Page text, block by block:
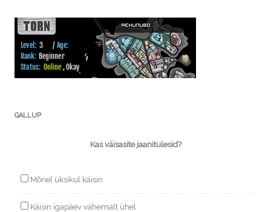
GALLUP
Kas väisasite jaanitulesid?
Mõnel üksikul käisin
Käisin igapäev vähemalt ühel